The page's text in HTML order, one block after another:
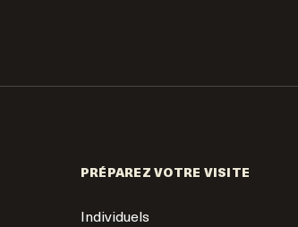
PRÉPAREZ VOTRE VISITE
Individuels